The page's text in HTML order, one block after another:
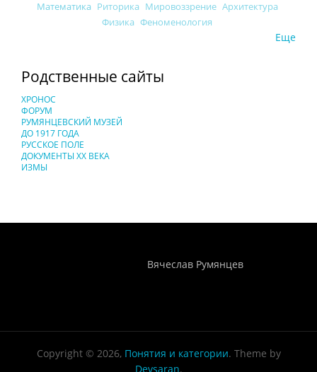
Математика Риторика Мировоззрение Архитектура
Физика Феноменология
Еще
Родственные сайты
ХРОНОС
ФОРУМ
РУМЯНЦЕВСКИЙ МУЗЕЙ
ДО 1917 ГОДА
РУССКОЕ ПОЛЕ
ДОКУМЕНТЫ XX ВЕКА
ИЗМЫ
Вячеслав Румянцев
Copyright © 2026, Понятия и категории. Theme by
Devsaran.